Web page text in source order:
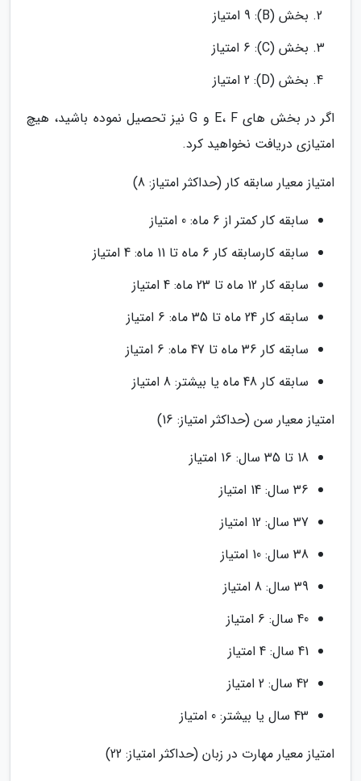
بخش (B): 9 امتیاز
بخش (C): 6 امتیاز
بخش (D): 2 امتیاز
اگر در بخش های E، F و G نیز تحصیل نموده باشید، هیچ
امتیازی دریافت نخواهید کرد.
امتیاز معیار سابقه کار (حداکثر امتیاز: 8)
سابقه کار کمتر از 6 ماه: 0 امتیاز
سابقه کارسابقه کار 6 ماه تا 11 ماه: 4 امتیاز
سابقه کار 12 ماه تا 23 ماه: 4 امتیاز
سابقه کار 24 ماه تا 35 ماه: 6 امتیاز
سابقه کار 36 ماه تا 47 ماه: 6 امتیاز
سابقه کار 48 ماه یا بیشتر: 8 امتیاز
امتیاز معیار سن (حداکثر امتیاز: 16)
18 تا 35 سال: 16 امتیاز
36 سال: 14 امتیاز
37 سال: 12 امتیاز
38 سال: 10 امتیاز
39 سال: 8 امتیاز
40 سال: 6 امتیاز
41 سال: 4 امتیاز
42 سال: 2 امتیاز
43 سال یا بیشتر: 0 امتیاز
امتیاز معیار مهارت در زبان (حداکثر امتیاز: 22)